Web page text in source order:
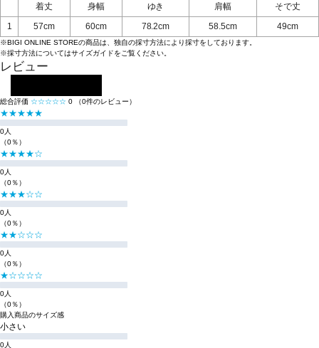
着丈 身幅 ゆき 肩幅
そで丈
1
57cm 60cm 78.2cm 58.5cm 49cm
※BIGI ONLINE STOREの商品は、独自の採寸方法により採寸をしております。
※採寸方法についてはサイズガイドをご覧ください。
レビュー
総合評価 ☆☆☆☆☆ 0 （0件のレビュー）
★★★★★
0人
（0％）
★★★★☆
0人
（0％）
★★★☆☆
0人
（0％）
★★☆☆☆
0人
（0％）
★☆☆☆☆
0人
（0％）
購入商品のサイズ感
小さい
0人